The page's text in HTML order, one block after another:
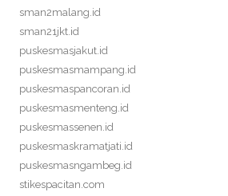
sman2malang.id
sman21jkt.id
puskesmasjakut.id
puskesmasmampang.id
puskesmaspancoran.id
puskesmasmenteng.id
puskesmassenen.id
puskesmaskramatjati.id
puskesmasngambeg.id
stikespacitan.com